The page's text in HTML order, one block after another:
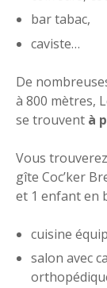
bar tabac,
caviste…
De
à 800 mètres,
se trouvent à
Vous
gîte Coc’ker
et 1 enfant en
cuisine
salon avec